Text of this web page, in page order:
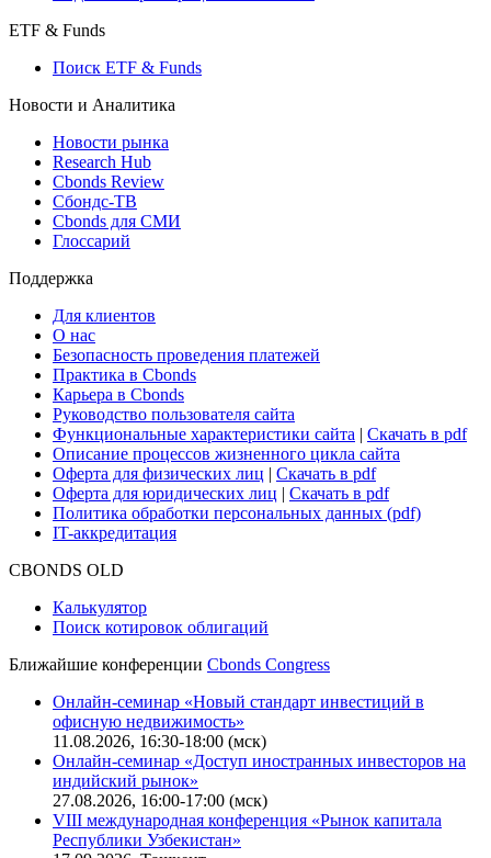
Макроэкономика
Виджет: Карта процентных ставок
ETF & Funds
Поиск ETF & Funds
Новости и Аналитика
Новости рынка
Research Hub
Сбондс-ТВ
Глоссарий
Поддержка
Для клиентов
О нас
Безопасность проведения платежей
Практика в Cbonds
Карьера в Cbonds
Руководство пользователя сайта
Функциональные характеристики сайта|Скачать в pdf
Описание процессов жизненного цикла сайта
Оферта для юридических лиц
IT-аккредитация
Поиск котировок облигаций
Ближайшие конференцииCbonds Congress
Онлайн-семинар «Новый стандарт инвестиций в
офисную недвижимость»
11.08.2026, 16:30-18:00 (мск)
Онлайн-семинар «Доступ иностранных инвесторов на